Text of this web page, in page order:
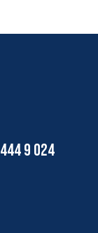
444 9 024